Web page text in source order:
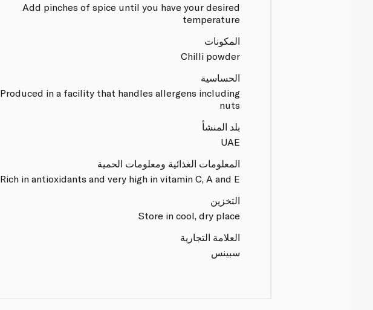
Add pinches of spice until you have your desired
temperature
المكونات
Chilli powder
الحساسية
Produced in a facility that handles allergens including
nuts
بلد المنشأ
UAE
المعلومات الغذائية ومعلومات الحمية
Rich in antioxidants and very high in vitamin C, A and E
التخزين
Store in cool, dry place
العلامة التجارية
سبينس